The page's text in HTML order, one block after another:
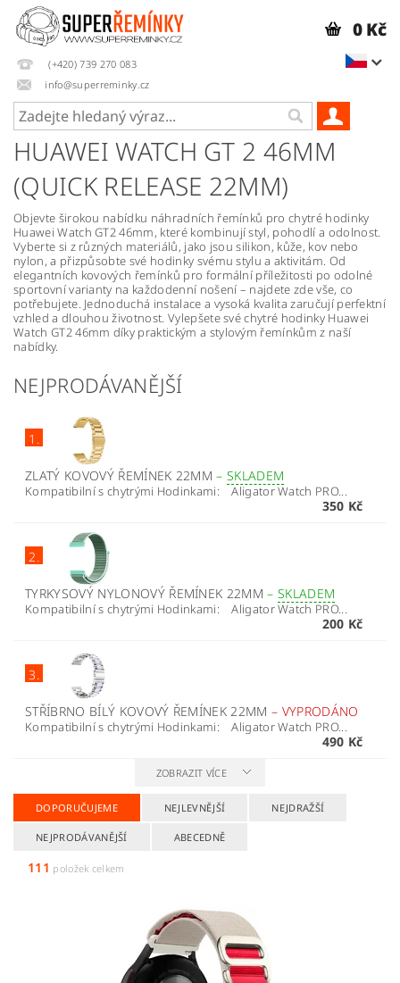
(+420) 739 270 083
info@superreminky.cz
0 Kč
HUAWEI WATCH GT 2 46MM
(QUICK RELEASE 22MM)
Objevte širokou nabídku náhradních řemínků pro chytré hodinky
Huawei Watch GT2 46mm, které kombinují styl, pohodlí a odolnost.
Vyberte si z různých materiálů, jako jsou silikon, kůže, kov nebo
nylon, a přizpůsobte své hodinky svému stylu a aktivitám. Od
elegantních kovových řemínků pro formální příležitosti po odolné
sportovní varianty na každodenní nošení – najdete zde vše, co
potřebujete. Jednoduchá instalace a vysoká kvalita zaručují perfektní
vzhled a dlouhou životnost. Vylepšete své chytré hodinky Huawei
Watch GT2 46mm díky praktickým a stylovým řemínkům z naší
nabídky.
NEJPRODÁVANĚJŠÍ
1.
ZLATÝ KOVOVÝ ŘEMÍNEK 22MM–SKLADEM
Kompatibilní s chytrými Hodinkami: Aligator Watch PRO...
350 Kč
2.
TYRKYSOVÝ NYLONOVÝ ŘEMÍNEK 22MM–SKLADEM
Kompatibilní s chytrými Hodinkami: Aligator Watch PRO...
200 Kč
3.
STŘÍBRNO BÍLÝ KOVOVÝ ŘEMÍNEK 22MM– VYPRODÁNO
Kompatibilní s chytrými Hodinkami: Aligator Watch PRO...
490 Kč
ZOBRAZIT VÍCE
DOPORUČUJEME NEJLEVNĚJŠÍ NEJDRAŽŠÍ
NEJPRODÁVANĚJŠÍ ABECEDNĚ
111 položek celkem